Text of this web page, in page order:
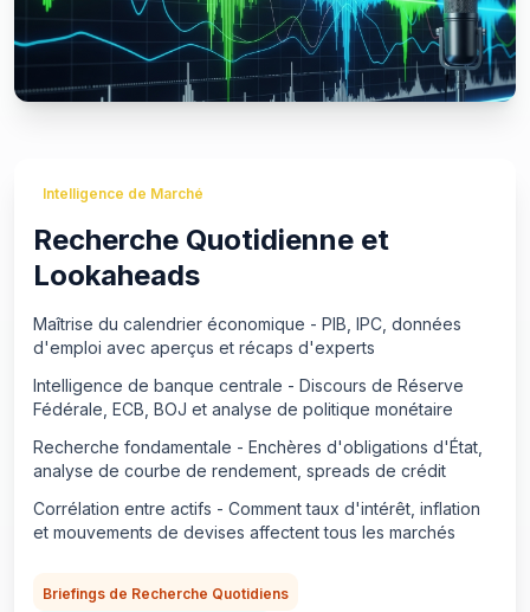
Intelligence de Marché
Recherche Quotidienne et
Lookaheads
Maîtrise du calendrier économique - PIB, IPC, données
d'emploi avec aperçus et récaps d'experts
Intelligence de banque centrale - Discours de Réserve
Fédérale, ECB, BOJ et analyse de politique monétaire
Recherche fondamentale - Enchères d'obligations d'État,
analyse de courbe de rendement, spreads de crédit
Corrélation entre actifs - Comment taux d'intérêt, inflation
et mouvements de devises affectent tous les marchés
Briefings de Recherche Quotidiens